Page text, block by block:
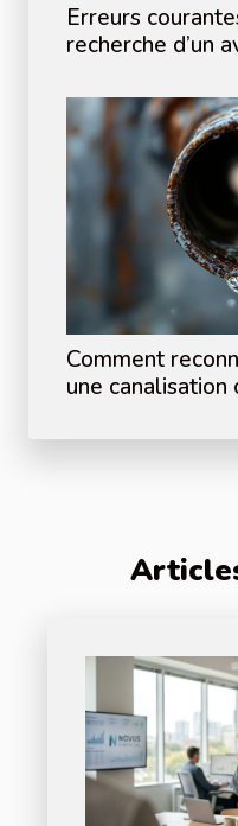
Erreurs
recherche d’un
Comment
une canalisation